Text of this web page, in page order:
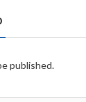
published.